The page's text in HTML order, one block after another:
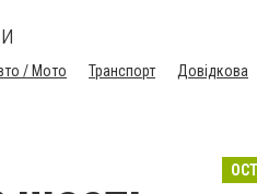
/ Мото Транспорт Довідкова